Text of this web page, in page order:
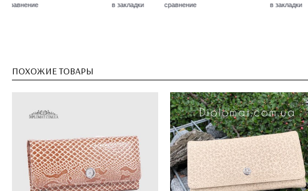
сравнение сравнение
ПОХОЖИЕ ТОВАРЫ